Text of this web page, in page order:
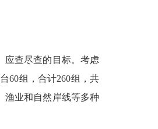
应查尽查的目标。考虑
60组，合计260组，共
渔业和自然岸线等多种